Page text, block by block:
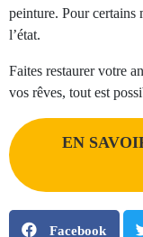
peinture. Pour certains
l’état.
Faites restaurer votre
vos rêves, tout est
EN
Facebook